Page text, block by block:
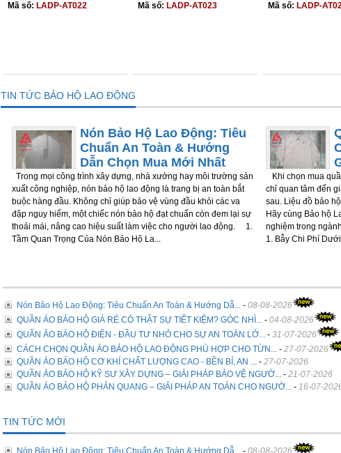
Mã số: LADP-AT022
Mã số: LADP-AT023
Mã số: LADP-
TIN TỨC BẢO HỘ LAO ĐỘNG
Nón Bảo Hộ Lao Động: Tiêu
Chuẩn An Toàn & Hướng
Dẫn Chọn Mua Mới Nhất
Trong mọi công trình xây dựng, nhà xưởng hay môi trường sản
xuất công nghiệp, nón bảo hộ lao động là trang bị an toàn bắt
buộc hàng đầu. Không chỉ giúp bảo vệ vùng đầu khỏi các va
đập nguy hiểm, một chiếc nón bảo hộ đạt chuẩn còn đem lại sự
thoải mái, nâng cao hiệu suất làm việc cho người lao động. 1.
Tầm Quan Trọng Của Nón Bảo Hộ La...
Khi chọn mua
chỉ quan tâm đến
sau. Liệu đồ bảo
Hãy cùng Bảo hộ
nghiệm trong
1. Bẫy Chi Phí
Nón Bảo Hộ Lao Động: Tiêu Chuẩn An Toàn & Hướng Dẫ... - 08-08-2026
QUẦN ÁO BẢO HỘ GIÁ RẺ CÓ THẬT SỰ TIẾT KIỆM? GÓC NHÌ... - 04-08-2026
QUẦN ÁO BẢO HỘ ĐIỆN - ĐẦU TƯ NHỎ CHO SỰ AN TOÀN LỚ... - 31-07-2026
CÁCH CHỌN QUẦN ÁO BẢO HỘ LAO ĐỘNG PHÙ HỢP CHO TỪN... - 27-07-2026
QUẦN ÁO BẢO HỘ CƠ KHÍ CHẤT LƯỢNG CAO - BỀN BỈ, AN ... - 27-07-2026
QUẦN ÁO BẢO HỘ KỸ SƯ XÂY DỰNG – GIẢI PHÁP BẢO VỆ NGƯỜ... - 21-07-2026
QUẦN ÁO BẢO HỘ PHẢN QUANG – GIẢI PHÁP AN TOÀN CHO NGƯỜ... - 16-07-
TIN TỨC MỚI
Nón Bảo Hộ Lao Động: Tiêu Chuẩn An Toàn & Hướng Dẫ... - 08-08-2026